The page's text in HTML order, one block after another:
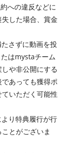
への違反などに
した場合、賞金
さずに動画を投
はmystaチーム
や非公開にする
あっても獲得ポ
いただく可能性
り特典履行が行
とがございま